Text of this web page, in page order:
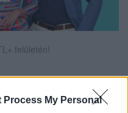
Process My Personal
felületén!
az elsők között